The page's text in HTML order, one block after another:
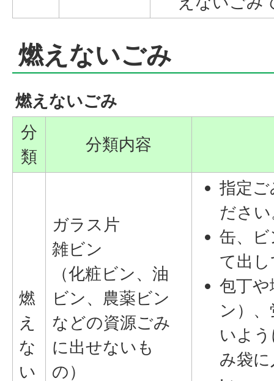
燃えないごみ
燃えないごみ
分
類
分類内容
燃
え
な
い
ガラス片
雑ビン
（化粧ビン、油
ビン、農薬ビン
などの資源ごみ
に出せないも
の）
指定
ださ
缶、
て出
包丁
ン）
いよ
み袋